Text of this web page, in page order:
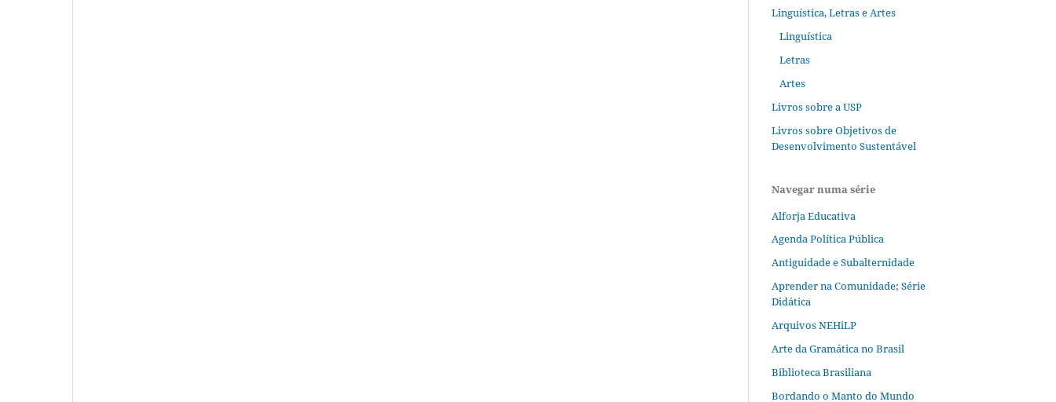
Linguística, Letras e Artes
Linguística
Letras
Artes
Livros sobre a USP
Livros sobre Objetivos de
Desenvolvimento Sustentável
Navegar numa série
Alforja Educativa
Agenda Política Pública
Antiguidade e Subalternidade
Aprender na Comunidade; Série
Didática
Arquivos NEHiLP
Arte da Gramática no Brasil
Biblioteca Brasiliana
Bordando o Manto do Mundo